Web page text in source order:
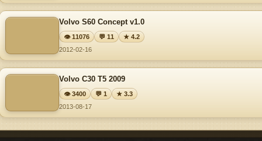
Volvo S60 Concept v1.0
👁 11076 💬 11
★ 4.2
2012-02-16
Volvo C30 T5 2009
👁 3400 💬 1
★ 3.3
2013-08-17